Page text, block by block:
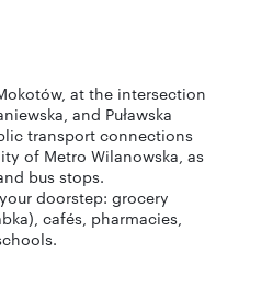
at the intersection
and Puławska
transport connections
of Metro Wilanowska, as
bus stops.
doorstep: grocery
cafés, pharmacies,